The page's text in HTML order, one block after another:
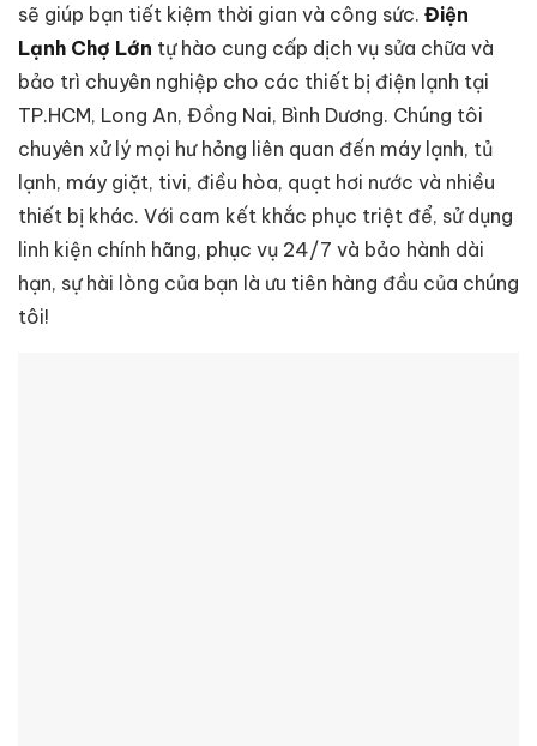
sẽ giúp bạn tiết kiệm thời gian và công sức. Điện
Lạnh Chợ Lớn tự hào cung cấp dịch vụ sửa chữa và
bảo trì chuyên nghiệp cho các thiết bị điện lạnh tại
TP.HCM, Long An, Đồng Nai, Bình Dương. Chúng tôi
chuyên xử lý mọi hư hỏng liên quan đến máy lạnh, tủ
lạnh, máy giặt, tivi, điều hòa, quạt hơi nước và nhiều
thiết bị khác. Với cam kết khắc phục triệt để, sử dụng
linh kiện chính hãng, phục vụ 24/7 và bảo hành dài
hạn, sự hài lòng của bạn là ưu tiên hàng đầu của chúng
tôi!